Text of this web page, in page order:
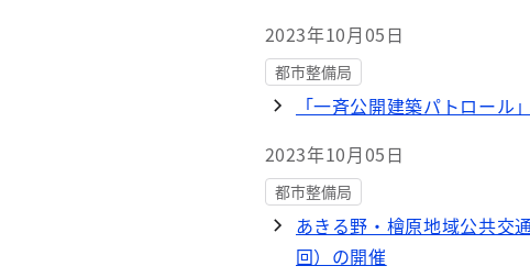
2023年10月05日
都市整備局
「一斉公開建築パトロール
2023年10月05日
都市整備局
あきる野・檜原地域公共交
回）の開催